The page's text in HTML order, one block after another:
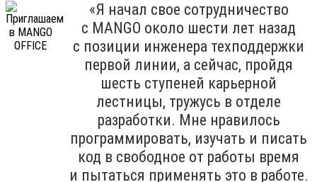
«Я начал свое сотрудничество
с MANGO около шести лет назад
с позиции инженера техподдержки
первой линии, а сейчас, пройдя
шесть ступеней карьерной
лестницы, тружусь в отделе
разработки. Мне нравилось
программировать, изучать и писать
код в свободное от работы время
и пытаться применять это в работе.